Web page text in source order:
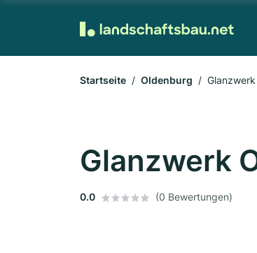
Startseite Oldenburg
Glanzwerk
0.0 (0 Bewertungen)